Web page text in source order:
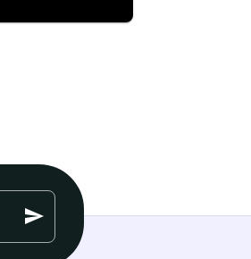
send